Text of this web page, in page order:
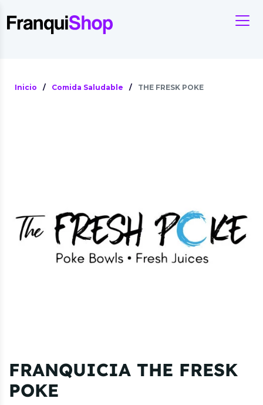
Inicio / Comida Saludable / THE FRESK POKE
FRANQUICIA THE FRESK
POKE